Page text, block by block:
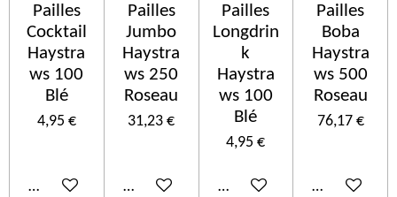
Pailles
Cocktail
Haystra
ws 100
Blé
4,95 €
Ajouter au panier
Pailles
Jumbo
Haystra
ws 250
Roseau
31,23 €
Ajouter au panier
Pailles
Longdrin
k
Haystra
ws 100
Blé
4,95 €
Ajouter au panier
Pailles
Boba
Haystra
ws 500
Roseau
76,17 €
Ajouter au